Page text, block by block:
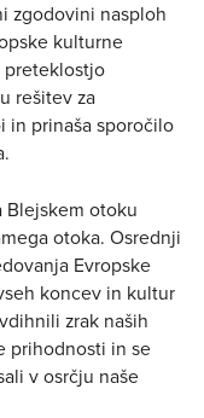
zgodovini nasploh
kulturne
preteklostjo
rešitev za
in prinaša sporočilo
Blejskem otoku
otoka. Osrednji
Evropske
koncev in kultur
zrak naših
prihodnosti in se
v osrčju naše